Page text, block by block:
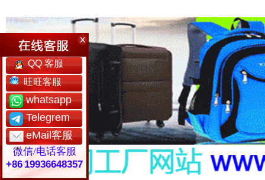
QQ 客服
旺旺客服
whatsapp
Telegrem
eMail客服
微信/电话客服
+86 19936648357